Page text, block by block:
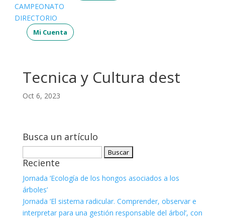
CAMPEONATO
DIRECTORIO
Mi Cuenta
Tecnica y Cultura dest
Oct 6, 2023
Busca un artículo
Reciente
Jornada ‘Ecología de los hongos asociados a los
árboles’
Jornada ‘El sistema radicular. Comprender, observar e
interpretar para una gestión responsable del árbol’, con